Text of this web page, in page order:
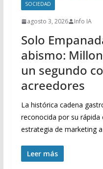
SOCIEDAD
agosto 3, 2026 Info IA
Solo
abismo:
un segundo
acreedores
La histórica cadena
reconocida por su rápida
estrategia de marketing
Leer más